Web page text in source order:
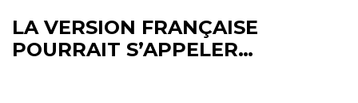
LA VERSION FRANÇAISE
POURRAIT S’APPELER…